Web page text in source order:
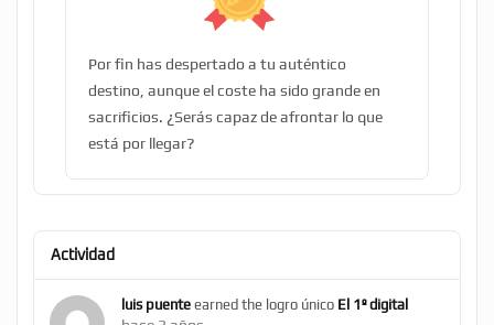
Por fin has despertado a tu auténtico
destino, aunque el coste ha sido grande en
sacrificios. ¿Serás capaz de afrontar lo que
está por llegar?
Actividad
luis puente earned the logro único El 1º digital